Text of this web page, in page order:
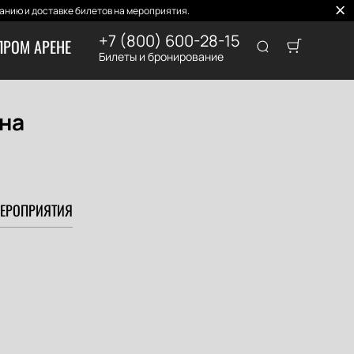
и доставке билетов на мероприятия.
АРЕНЕ +7 (800) 600-28-15
Билеты и бронирование